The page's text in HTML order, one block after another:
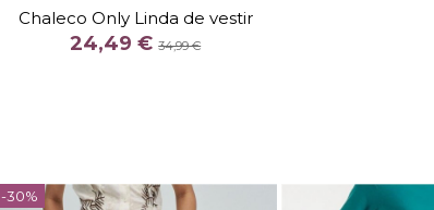
Chaleco Only Linda de vestir
24,49 €34,99 €
COLOR
-30%